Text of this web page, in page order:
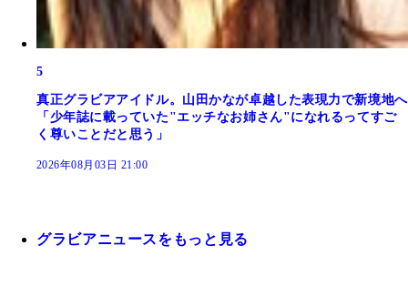
5
真正グラビアアイドル。山田かなが卓越した表現力で新境地へ
「少年誌に載っていた"エッチなお姉さん"になれるってすご
く尊いことだと思う」
2026年08月03日 21:00
グラビアニュースをもっと見る